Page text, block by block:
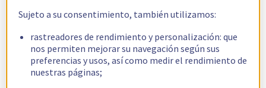
Sujeto a su consentimiento, también utilizamos:
rastreadores de rendimiento y personalización: que
nos permiten mejorar su navegación según sus
preferencias y usos, así como medir el rendimiento de
nuestras páginas;